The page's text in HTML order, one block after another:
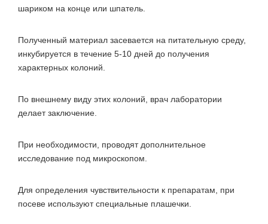
шариком на конце или шпатель.
Полученный материал засевается на питательную среду,
инкубируется в течение 5-10 дней до получения
характерных колоний.
По внешнему виду этих колоний, врач лаборатории
делает заключение.
При необходимости, проводят дополнительное
исследование под микроскопом.
Для определения чувствительности к препаратам, при
посеве используют специальные плашечки.